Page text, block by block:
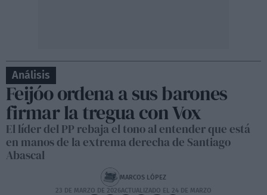
Análisis
Feijóo ordena a sus barones
firmar la tregua con Vox
El líder del PP rebaja el tono al entender que está
en manos de la extrema derecha de Santiago
Abascal
MARCOS LÓPEZ
23 DE MARZO DE 2026ACTUALIZADO EL 24 DE MARZO